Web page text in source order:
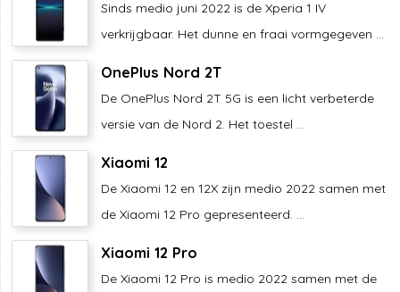
Sinds medio juni 2022 is de Xperia 1 IV
verkrijgbaar. Het dunne en fraai vormgegeven ...
OnePlus Nord 2T
De OnePlus Nord 2T 5G is een licht verbeterde
versie van de Nord 2. Het toestel ...
Xiaomi 12
De Xiaomi 12 en 12X zijn medio 2022 samen met
de Xiaomi 12 Pro gepresenteerd. ...
Xiaomi 12 Pro
De Xiaomi 12 Pro is medio 2022 samen met de